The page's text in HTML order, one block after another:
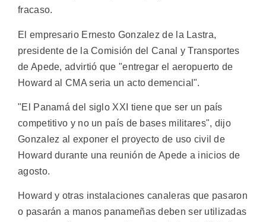
fracaso.
El empresario Ernesto Gonzalez de la Lastra,
presidente de la Comisión del Canal y Transportes
de Apede, advirtió que "entregar el aeropuerto de
Howard al CMA seria un acto demencial".
"El Panamá del siglo XXI tiene que ser un país
competitivo y no un país de bases militares", dijo
Gonzalez al exponer el proyecto de uso civil de
Howard durante una reunión de Apede a inicios de
agosto.
Howard y otras instalaciones canaleras que pasaron
o pasarán a manos panameñas deben ser utilizadas